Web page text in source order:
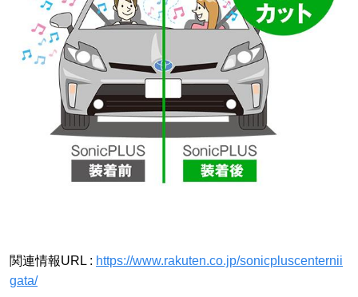
関連情報URL : https://www.rakuten.co.jp/sonicpluscenternii
gata/